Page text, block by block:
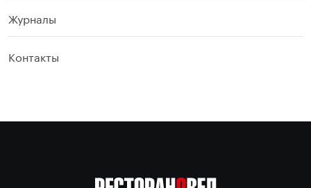
Журналы
Контакты